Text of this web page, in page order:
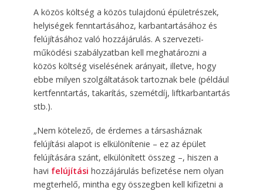
A közös költség a közös tulajdonú épületrészek,
helyiségek fenntartásához, karbantartásához és
felújításához való hozzájárulás. A szervezeti-
működési szabályzatban kell meghatározni a
közös költség viselésének arányait, illetve, hogy
ebbe milyen szolgáltatások tartoznak bele (például
kertfenntartás, takarítás, szemétdíj, liftkarbantartás
stb.).
„Nem kötelező, de érdemes a társasháznak
felújítási alapot is elkülönítenie – ez az épület
felújítására szánt, elkülönített összeg –, hiszen a
havi felújítási hozzájárulás befizetése nem olyan
megterhelő, mintha egy összegben kell kifizetni a